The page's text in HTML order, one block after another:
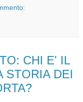
CHI E' IL
STORIA DEI